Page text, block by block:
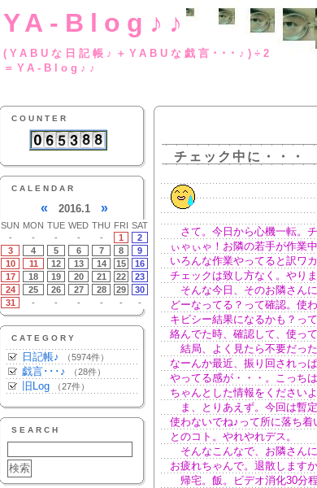
YA-Blog♪♪
(YABUな日記帳♪＋
＝YA-Blog♪♪
COUNTER
CALENDAR
« 2016.1 »
SUN MON TUE WED THU FRI SAT
-
- - - - 1
2
3
4 5 6 7 8
9
10
11 12 13 14 15
16
17
18 19 20 21 22
23
24
25 26 27 28 29
30
31
- - - - - -
CATEGORY
日記帳♪ （5974件）
戯言･･･♪ （28件）
旧Log （27件）
SEARCH
チェック中に・・・
さて。今日から心機一転。
ぃゃぃゃ！お隣の若手が作業
いろんな作業やってると訳ワ
チェックは致し方なく。やりま
そんな今日、そのお隣さん
どーなってる？って確認。使
キビシー結果になるかも？っ
絡んでた時、確認して、使っ
結局、よく見たら不要だっ
なーんか最近、振り回されっ
やってる感が・・・。こっち
ちゃんとした情報をください
ま、とりあえず。今回は暫
使わないでね♪って所に落ち
とのコト。やれやれデス。
そんなこんなで、お隣さん
お疲れちゃんで。退散しますか
帰宅。飯。ビデオ消化30分